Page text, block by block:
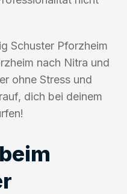
Schuster Pforzheim
nach Nitra und
ohne Stress und
dich bei deinem